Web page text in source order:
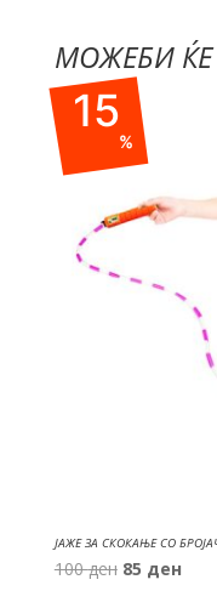
МОЖЕБИ ЌЕ
15
%
ЈАЖЕ ЗА СКОКАЊЕ СО
100ден Original
85 ден